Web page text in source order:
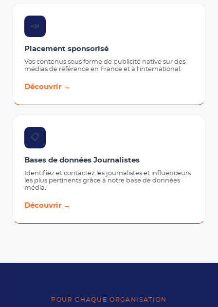
📣
Placement sponsorisé
Vos contenus sous forme de publicité native sur des
médias de référence en France et à l'international.
Découvrir →
📋
Bases de données Journalistes
Identifiez et contactez les journalistes et influenceurs
les plus pertinents grâce à notre base de données
média.
Découvrir →
POUR CHAQUE ORGANISATION